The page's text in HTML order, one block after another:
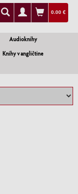
0.00 €
Audioknihy
Knihy v angličtine